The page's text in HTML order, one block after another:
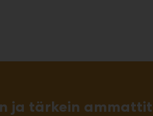
ja tärkein